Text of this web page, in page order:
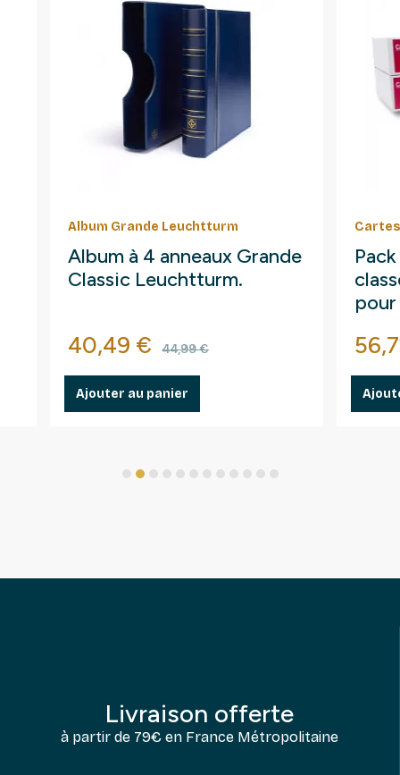
Album Grande Leuchtturm
Album à 4 anneaux Grande
Classic Leuchtturm.
Prix
40,49 € Prix de base
44,99 €
Ajouter au panier
Prix
Livraison offerte
à partir de 79€ en France Métropolitaine